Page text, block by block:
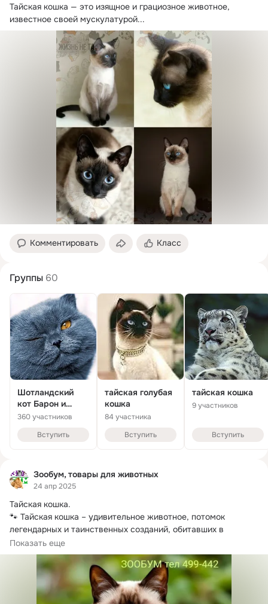
Тайская кошка — это изящное и грациозное животное,
известное своей мускулатурой...
Комментировать Класс
Группы 60
Шотландский
кот Барон и
тайская кошка
360 участников
Вступить
тайская голубая
кошка
84 участника
Вступить
тайская кошка
9 участников
Вступить
Зообум, товары для животных
24 апр 2025
Тайская кошка.
🐾 Тайская кошка – удивительное животное, потомок
легендарных и таинственных созданий, обитавших в
древней Аюттайе – давно забытой столице Таиланда.
Показать еще